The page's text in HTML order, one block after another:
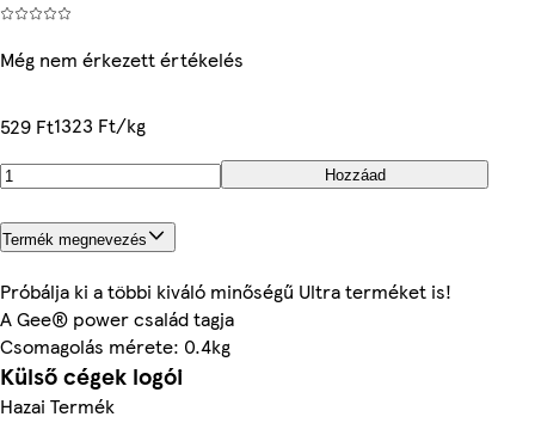
Még nem érkezett értékelés
529 Ft1323 Ft/kg
Hozzáad
Termék megnevezés
Próbálja ki a többi kiváló minőségű Ultra terméket is!
A Gee® power család tagja
Csomagolás mérete: 0.4kg
Külső cégek logói
Hazai Termék